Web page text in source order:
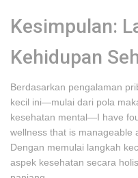
Kesimpulan:
Kehidupan
Berdasarkan pengalaman
kecil ini—mulai dari pola
kesehatan mental—I have
wellness that is manageable
Dengan memulai langkah
aspek kesehatan secara